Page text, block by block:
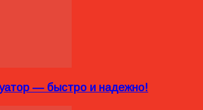
— быстро и надежно!